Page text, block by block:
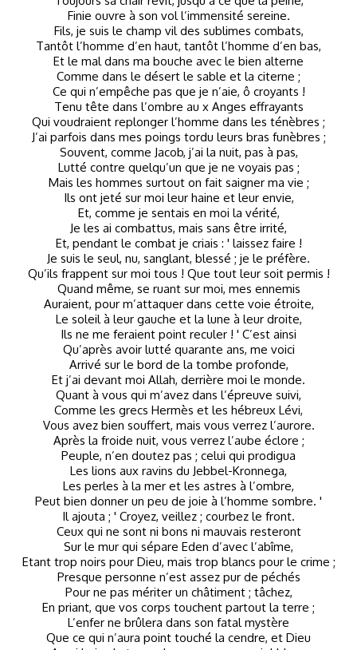
Finie ouvre à son vol l’immensité sereine.
Fils, je suis le champ vil des sublimes combats,
Tantôt l’homme d’en haut, tantôt l’homme d’en bas,
Et le mal dans ma bouche avec le bien alterne
Comme dans le désert le sable et la citerne ;
Ce qui n’empêche pas que je n’aie, ô croyants !
Tenu tête dans l’ombre au x Anges effrayants
Qui voudraient replonger l’homme dans les ténèbres ;
J’ai parfois dans mes poings tordu leurs bras funèbres ;
Souvent, comme Jacob, j’ai la nuit, pas à pas,
Lutté contre quelqu’un que je ne voyais pas ;
Mais les hommes surtout on fait saigner ma vie ;
Ils ont jeté sur moi leur haine et leur envie,
Et, comme je sentais en moi la vérité,
Je les ai combattus, mais sans être irrité,
Et, pendant le combat je criais : ' laissez faire !
Je suis le seul, nu, sanglant, blessé ; je le préfère.
Qu’ils frappent sur moi tous ! Que tout leur soit permis !
Quand même, se ruant sur moi, mes ennemis
Auraient, pour m’attaquer dans cette voie étroite,
Le soleil à leur gauche et la lune à leur droite,
Ils ne me feraient point reculer ! ' C’est ainsi
Qu’après avoir lutté quarante ans, me voici
Arrivé sur le bord de la tombe profonde,
Et j’ai devant moi Allah, derrière moi le monde.
Quant à vous qui m’avez dans l’épreuve suivi,
Comme les grecs Hermès et les hébreux Lévi,
Vous avez bien souffert, mais vous verrez l’aurore.
Après la froide nuit, vous verrez l’aube éclore ;
Peuple, n’en doutez pas ; celui qui prodigua
Les lions aux ravins du Jebbel-Kronnega,
Les perles à la mer et les astres à l’ombre,
Peut bien donner un peu de joie à l’homme sombre. '
Il ajouta ; ' Croyez, veillez ; courbez le front.
Ceux qui ne sont ni bons ni mauvais resteront
Sur le mur qui sépare Eden d’avec l’abîme,
Etant trop noirs pour Dieu, mais trop blancs pour le crime ;
Presque personne n’est assez pur de péchés
Pour ne pas mériter un châtiment ; tâchez,
En priant, que vos corps touchent partout la terre ;
L’enfer ne brûlera dans son fatal mystère
Que ce qui n’aura point touché la cendre, et Dieu